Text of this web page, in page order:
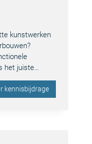
kunstwerken
het juiste…
kennisbijdrage